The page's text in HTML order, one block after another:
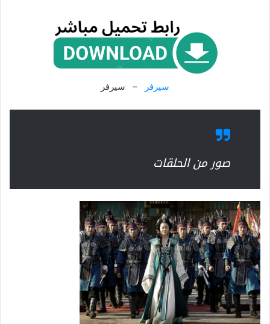
سيرفر – سيرفر
صور من الحلقات